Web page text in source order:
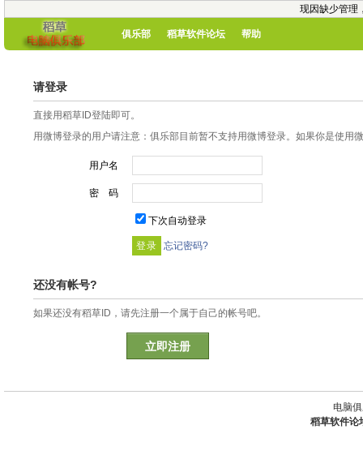
现因缺少管理
俱乐部 稻草软件论坛 帮助
请登录
直接用稻草ID登陆即可。
用微博登录的用户请注意：俱乐部目前暂不支持用微博登录。如果你是使用
用户名
密 码
下次自动登录
忘记密码?
还没有帐号?
如果还没有稻草ID，请先注册一个属于自己的帐号吧。
立即注册
电脑
稻草软件论